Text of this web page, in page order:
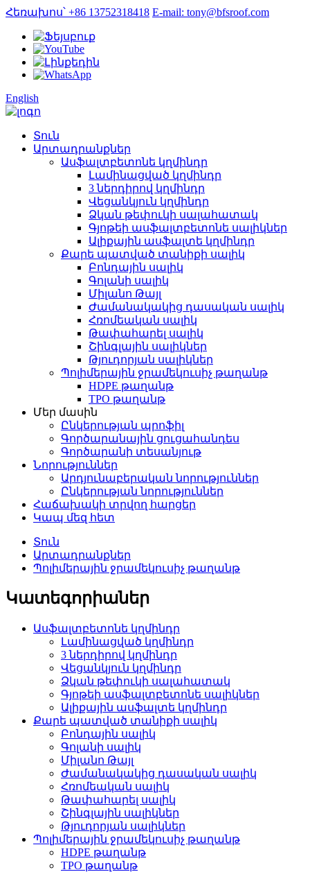
Հեռախոս՝ +86 13752318418 E-mail: tony@bfsroof.com
English
Տուն
Արտադրանքներ
Ասֆալտբետոնե կղմինդր
Լամինացված կղմինդր
3 ներդիրով կղմինդր
Վեցանկյուն կղմինդր
Ձկան թեփուկի սալահատակ
Գյոթեի ասֆալտբետոնե սալիկներ
Ալիքային ասֆալտե կղմինդր
Քարե պատված տանիքի սալիկ
Բոնդային սալիկ
Գոլանի սալիկ
Միլանո Թայլ
Ժամանակակից դասական սալիկ
Հռոմեական սալիկ
Թափահարել սալիկ
Շինգլային սալիկներ
Թյուդորյան սալիկներ
Պոլիմերային ջրամեկուսիչ թաղանթ
HDPE թաղանթ
TPO թաղանթ
Մեր մասին
Ընկերության պրոֆիլ
Գործարանային ցուցահանդես
Գործարանի տեսանյութ
Նորություններ
Արդյունաբերական նորություններ
Ընկերության նորություններ
Հաճախակի տրվող հարցեր
Կապ մեզ հետ
Տուն
Արտադրանքներ
Պոլիմերային ջրամեկուսիչ թաղանթ
Կատեգորիաներ
Ասֆալտբետոնե կղմինդր
Լամինացված կղմինդր
3 ներդիրով կղմինդր
Վեցանկյուն կղմինդր
Ձկան թեփուկի սալահատակ
Գյոթեի ասֆալտբետոնե սալիկներ
Ալիքային ասֆալտե կղմինդր
Քարե պատված տանիքի սալիկ
Բոնդային սալիկ
Գոլանի սալիկ
Միլանո Թայլ
Ժամանակակից դասական սալիկ
Հռոմեական սալիկ
Թափահարել սալիկ
Շինգլային սալիկներ
Թյուդորյան սալիկներ
Պոլիմերային ջրամեկուսիչ թաղանթ
HDPE թաղանթ
TPO թաղանթ